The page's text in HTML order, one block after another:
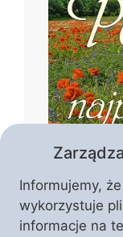
Informujemy,
wykorzystuje
informacje na